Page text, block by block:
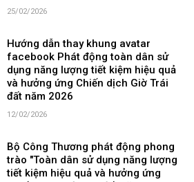
25/02/2026
Hướng dẫn thay khung avatar
facebook Phát động toàn dân sử
dụng năng lượng tiết kiệm hiệu quả
và hưởng ứng Chiến dịch Giờ Trái
đất năm 2026
12/02/2026
Bộ Công Thương phát động phong
trào "Toàn dân sử dụng năng lượng
tiết kiệm hiệu quả và hưởng ứng